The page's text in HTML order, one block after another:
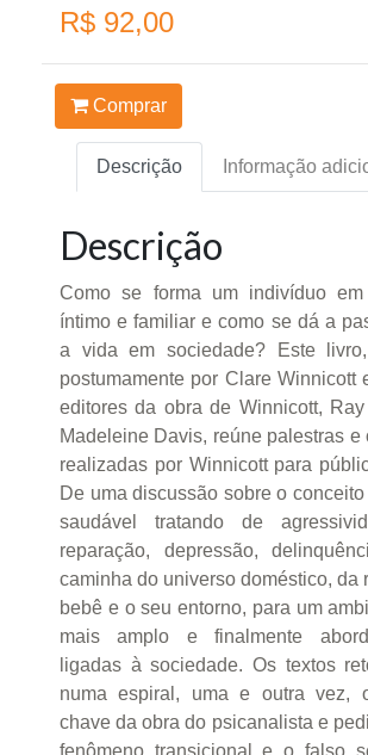
R$ 92,00
Comprar
Descrição Informação
Descrição
Como se forma um indivíduo
íntimo e familiar e como se dá a
a vida em sociedade? Este
postumamente por Clare Winnicott
editores da obra de Winnicott,
Madeleine Davis, reúne palestras e
realizadas por Winnicott para
De uma discussão sobre o
saudável tratando de
reparação, depressão,
caminha do universo doméstico, da
bebê e o seu entorno, para um
mais amplo e finalmente
ligadas à sociedade. Os textos
numa espiral, uma e outra vez,
chave da obra do psicanalista e
fenômeno transicional e o falso